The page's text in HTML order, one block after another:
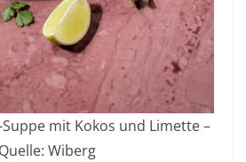
mit Kokos und Limette –
Quelle: Wiberg